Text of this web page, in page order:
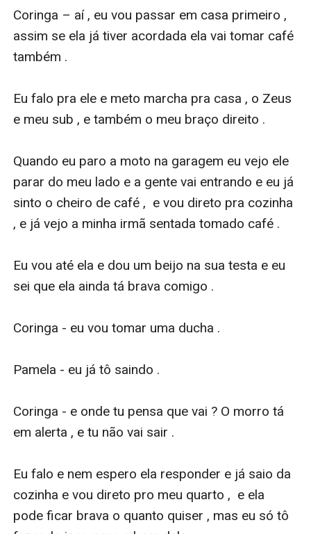
Coringa – aí , eu vou passar em casa primeiro ,
assim se ela já tiver acordada ela vai tomar café
também .
Eu falo pra ele e meto marcha pra casa , o Zeus
e meu sub , e também o meu braço direito .
Quando eu paro a moto na garagem eu vejo ele
parar do meu lado e a gente vai entrando e eu já
sinto o cheiro de café ,  e vou direto pra cozinha
, e já vejo a minha irmã sentada tomado café .
Eu vou até ela e dou um beijo na sua testa e eu
sei que ela ainda tá brava comigo .
Coringa - eu vou tomar uma ducha .
Pamela - eu já tô saindo .
Coringa - e onde tu pensa que vai ? O morro tá
em alerta , e tu não vai sair .
Eu falo e nem espero ela responder e já saio da
cozinha e vou direto pro meu quarto ,  e ela
pode ficar brava o quanto quiser , mas eu só tô